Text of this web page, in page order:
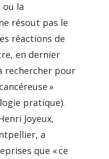
la
résout pas le
réactions de
en dernier
rechercher pour
»
pratique).
Joyeux,
a
que « ce